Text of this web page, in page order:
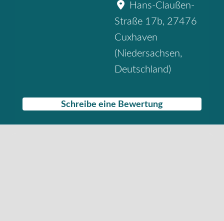
Hans-Claußen-
Straße 17b, 27476
Cuxhaven
( Niedersachsen,
Deutschland)
Schreibe eine Bewertung